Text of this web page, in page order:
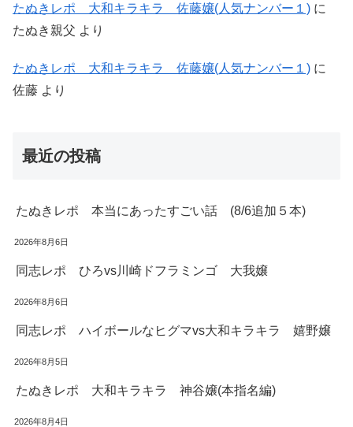
たぬきレポ 大和キラキラ 佐藤嬢(人気ナンバー１) に
たぬき親父 より
たぬきレポ 大和キラキラ 佐藤嬢(人気ナンバー１) に
佐藤 より
最近の投稿
たぬきレポ 本当にあったすごい話 (8/6追加５本)
2026年8月6日
同志レポ ひろvs川崎ドフラミンゴ 大我嬢
2026年8月6日
同志レポ ハイボールなヒグマvs大和キラキラ 嬉野嬢
2026年8月5日
たぬきレポ 大和キラキラ 神谷嬢(本指名編)
2026年8月4日